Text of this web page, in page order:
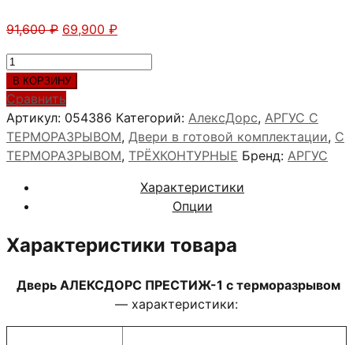
91,600₽ Первоначальная
составляла
91,600 ₽.
69,900 ₽Текущая
69,900 ₽.
Количество
товара
АЛЕКСДОРС
ПРЕСТИЖ-1
В КОРЗИНУ
Сравнить
Артикул: 054386 Категорий: АлексДорс, АРГУС С
ТЕРМОРАЗРЫВОМ, Двери в готовой комплектации, С
ТЕРМОРАЗРЫВОМ, ТРЁХКОНТУРНЫЕ Бренд: АРГУС
Характеристики
Опции
Характеристики товара
Дверь АЛЕКСДОРС ПРЕСТИЖ-1 с терморазрывом
— характеристики: